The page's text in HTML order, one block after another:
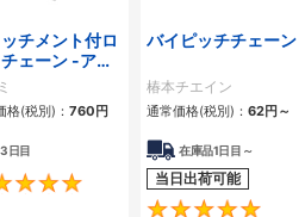
チメント付ロ
ェーン -アタ
ント両側タイ
格(税別)： 760円
3日目
5
バイピッチチェーン
椿本チエイン
通常価格(税別)： 62円～
在庫品1日目～
当日出荷可能